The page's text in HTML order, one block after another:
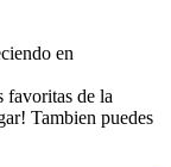
en
favoritas de la
Tambien puedes